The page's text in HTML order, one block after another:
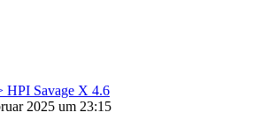
HPI Savage X 4.6
2025 um 23:15